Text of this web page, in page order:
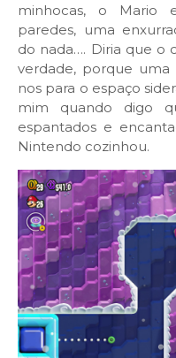
minhocas, o Mario
paredes, uma
do nada…. Diria que o
verdade, porque uma
nos para o espaço
mim quando digo
espantados e
Nintendo cozinhou.